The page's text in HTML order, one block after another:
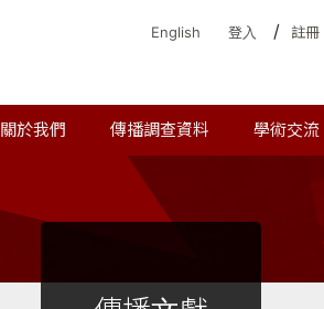
English 登入 / 註冊
關於我們 傳播調查資料 學術交流